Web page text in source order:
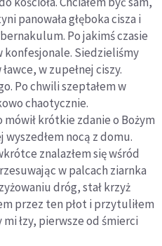
panowała głęboka cisza i
Po jakimś czasie
konfesjonale. Siedzieliśmy
w zupełnej ciszy.
Po chwili szeptałem w
chaotycznie.
mówił krótkie zdanie o Bożym
nocą z domu.
znalazłem się wśród
w palcach ziarnka
dróg, stał krzyż
przez ten płot i przytuliłem
mi łzy, pierwsze od śmierci